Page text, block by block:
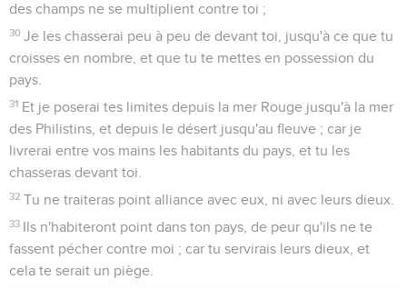
des champs ne se multiplient contre toi ;
30 Je les chasserai peu à peu de devant toi, jusqu'à ce que tu
croisses en nombre, et que tu te mettes en possession du
pays.
31 Et je poserai tes limites depuis la mer Rouge jusqu'à la mer
des Philistins, et depuis le désert jusqu'au fleuve ; car je
livrerai entre vos mains les habitants du pays, et tu les
chasseras devant toi.
32 Tu ne traiteras point alliance avec eux, ni avec leurs dieux.
33 Ils n'habiteront point dans ton pays, de peur qu'ils ne te
fassent pécher contre moi ; car tu servirais leurs dieux, et
cela te serait un piège.